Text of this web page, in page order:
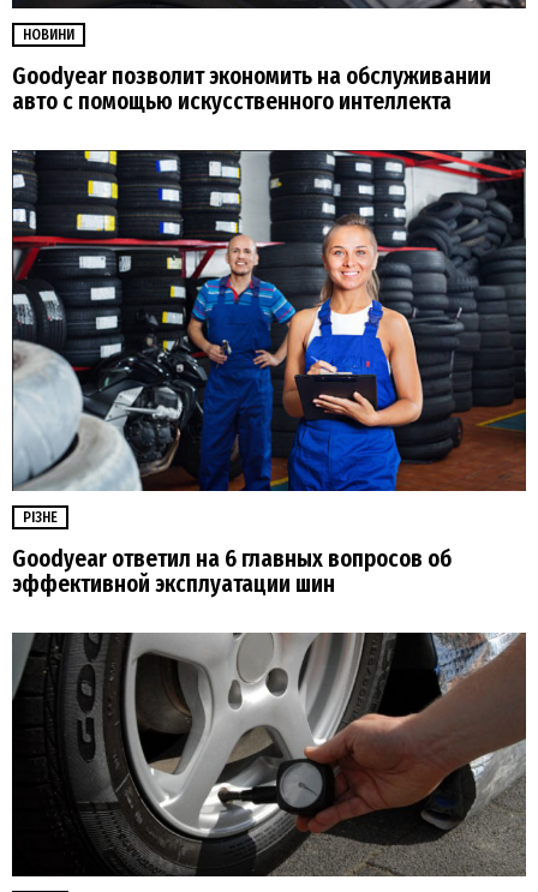
НОВИНИ
Goodyear позволит экономить на обслуживании
авто с помощью искусственного интеллекта
РІЗНЕ
Goodyear ответил на 6 главных вопросов об
эффективной эксплуатации шин